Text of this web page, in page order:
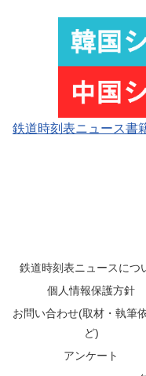
鉄道時刻表ニュース書
鉄道時刻表ニュースにつ
個人情報保護方針
お問い合わせ(取材・執筆
ど)
アンケート